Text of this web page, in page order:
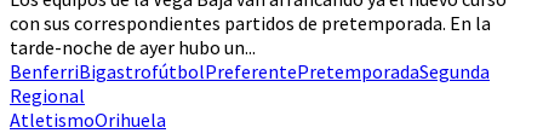
con sus correspondientes partidos de pretemporada. En la
tarde-noche de ayer hubo un...
BenferriBigastrofútbolPreferentePretemporadaSegunda
Regional
AtletismoOrihuela